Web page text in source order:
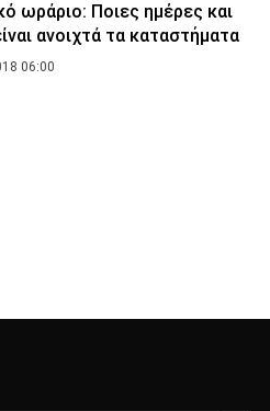
ωράριο: Ποιες ημέρες και
ανοιχτά τα καταστήματα
06:00